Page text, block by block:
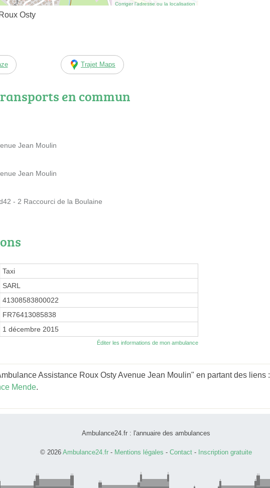
Corriger l’adresse ou la localisation
Osty
Trajet Maps
en commun
Jean Moulin
Jean Moulin
- 2 Raccourci de la Boulaine
Taxi
SARL
41308583800022
FR76413085838
1 décembre 2015
Éditer les informations de mon ambulance
Assistance Roux Osty Avenue Jean Moulin" en partant des liens :
Mende.
Ambulance24.fr : l'annuaire des ambulances
© 2026 Ambulance24.fr - Mentions légales - Contact - Inscription gratuite